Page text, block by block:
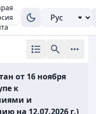
от 16 ноября
к
и
на 12.07.2026 г.)